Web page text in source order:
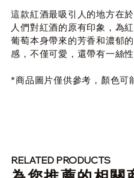
這款紅酒最吸引人的地方在
人們對紅酒的原有印象，為
葡萄本身帶來的芳香和濃郁
感，不僅可愛，還帶有一絲性
*商品圖片僅供參考，顏色可
RELATED PRODUCTS